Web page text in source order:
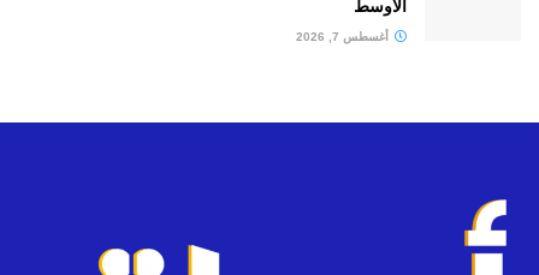
الأوسط
أغسطس 7, 2026